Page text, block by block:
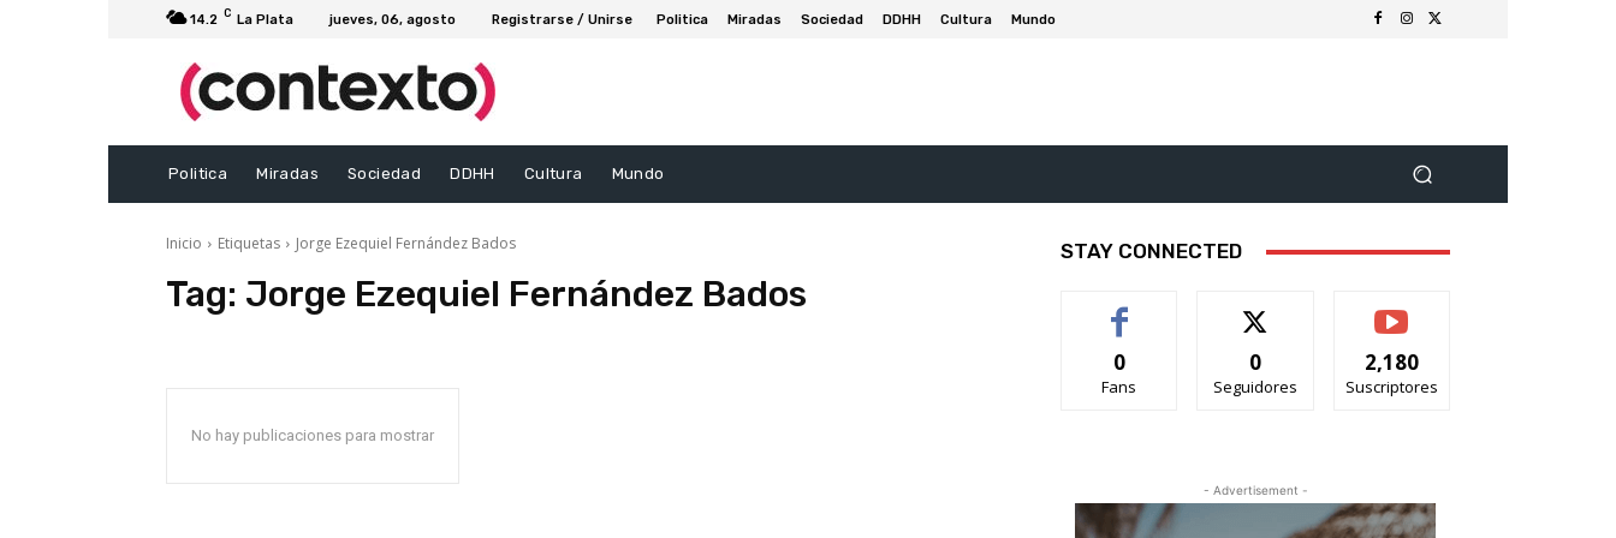
14.2 C La Plata jueves, 06, agosto Registrarse / Unirse Politica Miradas Sociedad DDHH Cultura Mundo
Politica Miradas Sociedad DDHH Cultura Mundo
Inicio Etiquetas Jorge Ezequiel Fernández Bados
Tag: Jorge Ezequiel Fernández Bados
No hay publicaciones para mostrar
STAY CONNECTED
0
Fans
0
Seguidores
2,180
Suscriptores
- Advertisement -